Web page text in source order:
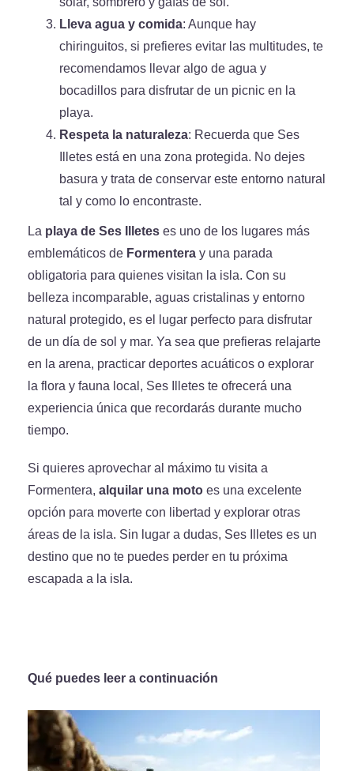
Lleva agua y comida: Aunque hay
chiringuitos, si prefieres evitar las multitudes, te
recomendamos llevar algo de agua y
bocadillos para disfrutar de un picnic en la
playa.
Respeta la naturaleza: Recuerda que Ses
Illetes está en una zona protegida. No dejes
basura y trata de conservar este entorno natural
tal y como lo encontraste.
La playa de Ses Illetes es uno de los lugares más
emblemáticos de Formentera y una parada
obligatoria para quienes visitan la isla. Con su
belleza incomparable, aguas cristalinas y entorno
natural protegido, es el lugar perfecto para disfrutar
de un día de sol y mar. Ya sea que prefieras relajarte
en la arena, practicar deportes acuáticos o explorar
la flora y fauna local, Ses Illetes te ofrecerá una
experiencia única que recordarás durante mucho
tiempo.
Si quieres aprovechar al máximo tu visita a
Formentera, alquilar una moto es una excelente
opción para moverte con libertad y explorar otras
áreas de la isla. Sin lugar a dudas, Ses Illetes es un
destino que no te puedes perder en tu próxima
escapada a la isla.
Qué puedes leer a continuación